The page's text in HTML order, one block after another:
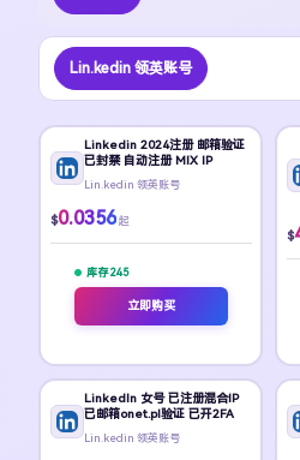
Lin.kedin 领英账号
Linkedin 2024注册 邮箱验证
已封禁 自动注册 MIX IP
Lin.kedin 领英账号
$0.0356 起
库存 245
立即购买
$
LinkedIn 女号 已注册混合IP
已邮箱onet.pl验证 已开2FA
Lin.kedin 领英账号